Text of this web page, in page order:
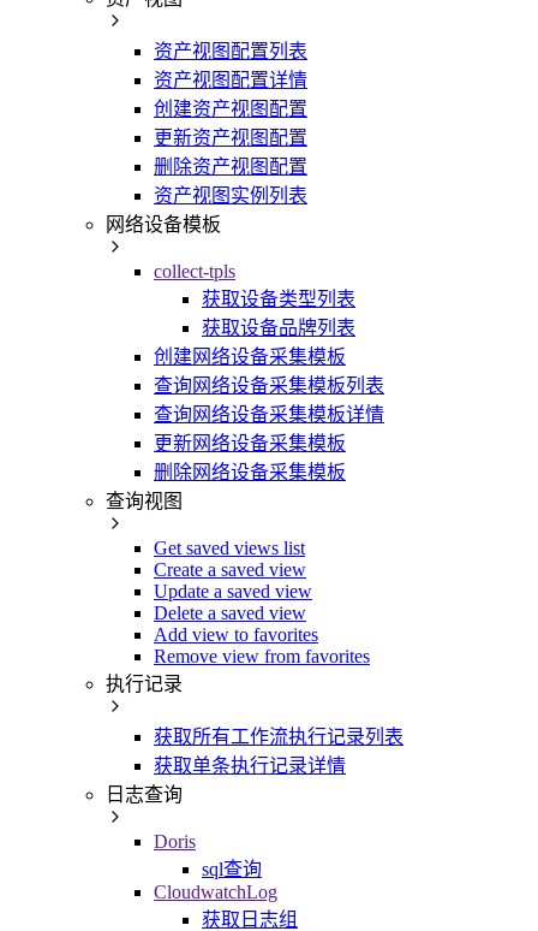
资产视图配置列表
资产视图配置详情
创建资产视图配置
更新资产视图配置
删除资产视图配置
资产视图实例列表
网络设备模板
collect-tpls
获取设备类型列表
获取设备品牌列表
创建网络设备采集模板
查询网络设备采集模板列表
查询网络设备采集模板详情
更新网络设备采集模板
删除网络设备采集模板
查询视图
Get saved views list
Create a saved view
Update a saved view
Delete a saved view
Add view to favorites
Remove view from favorites
执行记录
获取所有工作流执行记录列表
获取单条执行记录详情
日志查询
Doris
sql查询
CloudwatchLog
获取日志组